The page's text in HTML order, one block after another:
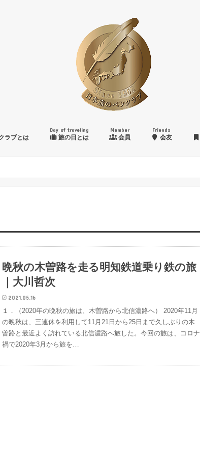
ラブとは
Day of traveling
旅の日とは
Member
会員
Friends
会友
晩秋の木曽路を走る明知鉄道乗り鉄の旅
｜大川哲次
2021.05.16
１．（2020年の晩秋の旅は、木曽路から北信濃路へ） 2020年11月
の晩秋は、三連休を利用して11月21日から25日まで久しぶりの木
曽路と最近よく訪れている北信濃路へ旅した。今回の旅は、コロナ
禍で2020年3月から旅を…